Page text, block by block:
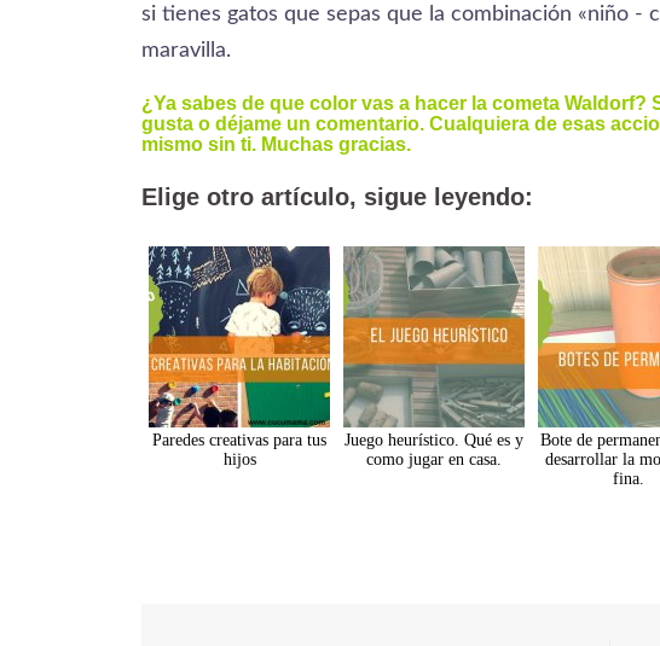
si tienes gatos que sepas que la combinación «niño -
maravilla.
¿Ya sabes de que color vas a hacer la cometa
gusta o déjame un comentario. Cualquiera de esas
mismo sin ti. Muchas gracias.
Elige otro artículo, sigue leyendo:
Paredes creativas para tus
hijos
Juego heurístico. Qué es y
como jugar en casa.
Bote de
desarrollar la
fina.